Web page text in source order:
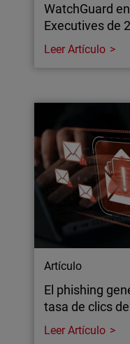
WatchGuard
Executives de
Leer Artículo
Artículo
El phishing
tasa de clics
Leer Artículo